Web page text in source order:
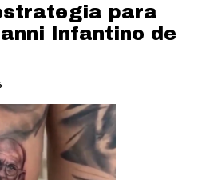
para
Infantino de